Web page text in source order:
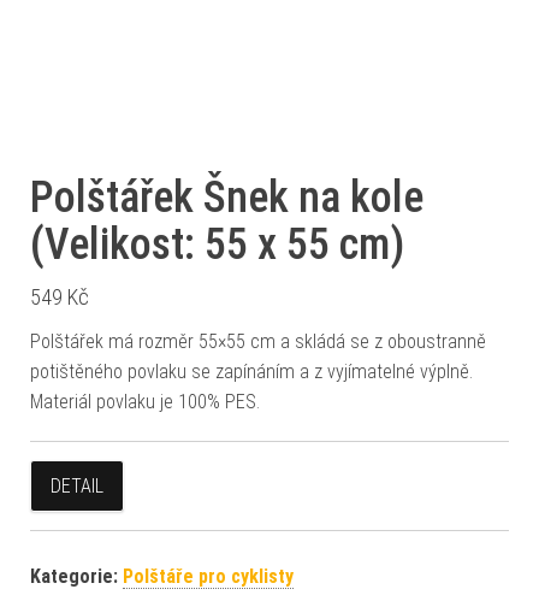
Polštářek Šnek na kole
(Velikost: 55 x 55 cm)
549 Kč
Polštářek má rozměr 55×55 cm a skládá se z oboustranně
potištěného povlaku se zapínáním a z vyjímatelné výplně.
Materiál povlaku je 100% PES.
DETAIL
Kategorie: Polštáře pro cyklisty